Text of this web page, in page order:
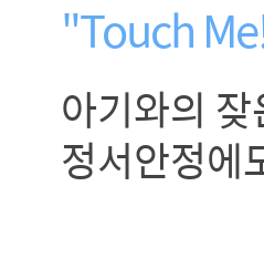
"Touch
아기와의
정서안정에